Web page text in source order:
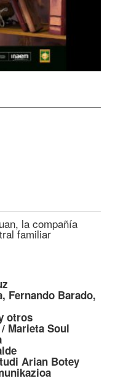
la compañía
familiar
Fernando Barado,
otros
Marieta Soul
Arian Botey